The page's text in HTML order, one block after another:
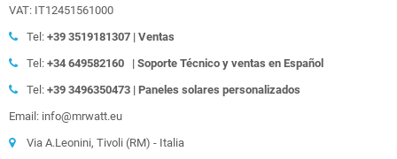
VAT: IT12451561000
Tel: +39 3519181307 | Ventas
Tel: +34 649582160 | Soporte Técnico y ventas en Español
Tel: +39 3496350473 | Paneles solares personalizados
Email: info@mrwatt.eu
Via A.Leonini, Tivoli (RM) - Italia